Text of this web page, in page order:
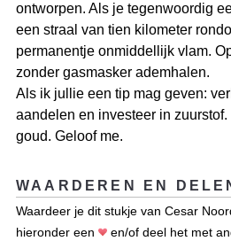
ontworpen. Als je tegenwoordig
een straal van tien kilometer
permanentje onmiddellijk vlam.
zonder gasmasker ademhalen.
Als ik jullie een tip mag geven:
aandelen en investeer in
goud. Geloof me.
WAARDEREN EN
Waardeer je dit stukje van Cesar
hieronder een
en/of deel het met